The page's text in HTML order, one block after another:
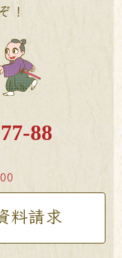
！
88
料請求